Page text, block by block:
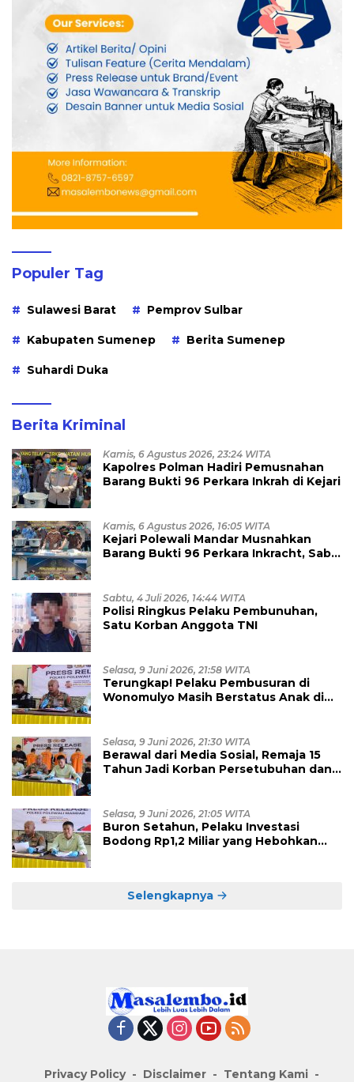
Populer Tag
Sulawesi Barat Pemprov Sulbar
Kabupaten Sumenep Berita Sumenep
Suhardi Duka
Berita Kriminal
Kamis, 6 Agustus 2026, 23:24 WITA
Kapolres Polman Hadiri Pemusnahan
Barang Bukti 96 Perkara Inkrah di Kejari
Kamis, 6 Agustus 2026, 16:05 WITA
Kejari Polewali Mandar Musnahkan
Barang Bukti 96 Perkara Inkracht, Sabu
Sabtu, 4 Juli 2026, 14:44 WITA
Polisi Ringkus Pelaku Pembunuhan,
Satu Korban Anggota TNI
Selasa, 9 Juni 2026, 21:58 WITA
Terungkap! Pelaku Pembusuran di
Wonomulyo Masih Berstatus Anak di
Selasa, 9 Juni 2026, 21:30 WITA
Berawal dari Media Sosial, Remaja 15
Tahun Jadi Korban Persetubuhan dan
Selasa, 9 Juni 2026, 21:05 WITA
Buron Setahun, Pelaku Investasi
Bodong Rp1,2 Miliar yang Hebohkan
Selengkapnya
Privacy Policy Disclaimer Tentang Kami